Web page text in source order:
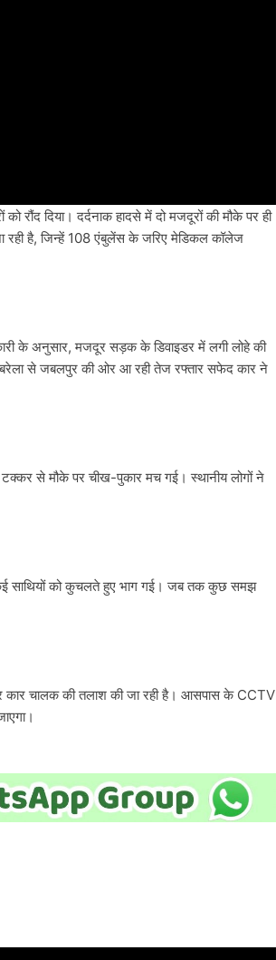
रौंद दिया। दर्दनाक हादसे में दो मजदूरों की मौके पर ही
रही है, जिन्हें 108 एंबुलेंस के जरिए मेडिकल कॉलेज
के अनुसार, मजदूर सड़क के डिवाइडर में लगी लोहे की
बरेला से जबलपुर की ओर आ रही तेज रफ्तार सफेद कार ने
से मौके पर चीख-पुकार मच गई। स्थानीय लोगों ने
साथियों को कुचलते हुए भाग गई। जब तक कुछ समझ
कार चालक की तलाश की जा रही है। आसपास के CCTV